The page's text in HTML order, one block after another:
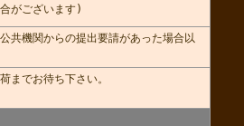
がございます)
共機関からの提出要請があった場合以
までお待ち下さい。